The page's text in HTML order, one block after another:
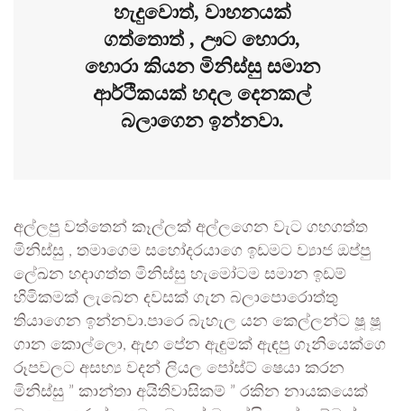
හැදුවොත්, වාහනයක්
ගත්තොත් , ඌට හොරා,
හොරා කියන මිනිස්සු සමාන
ආර්ථිකයක් හදල දෙනකල්
බලාගෙන ඉන්නවා.
අල්ලපු වත්තෙන් කෑල්ලක් අල්ලගෙන වැට ගහගත්ත
මිනිස්සු , තමාගෙම සහෝදරයාගෙ ඉඩමට ව්‍යාජ ඔප්පු
ලේඛන හදාගත්ත මිනිස්සු හැමෝටම සමාන ඉඩම්
හිමිකමක් ලැබෙන දවසක් ගැන බලාපොරොත්තු
තියාගෙන ඉන්නවා.පාරෙ බැහැල යන කෙල්ලන්ට ෂූ ෂූ
ගාන කොල්ලො, ඇඟ පේන ඇඳුමක් ඇඳපු ගෑනියෙක්ගෙ
රූපවලට අසභ්‍ය වදන් ලියල පෝස්ට් ෂෙයා කරන
මිනිස්සු ” කාන්තා අයිතිවාසිකම් ” රකින නායකයෙක්